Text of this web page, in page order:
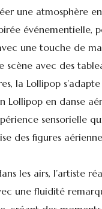
une atmosphère
événementielle,
une touche de
scène avec des
la Lollipop
Lollipop en danse
sensorielle
des figures
les airs, l’artiste
une fluidité